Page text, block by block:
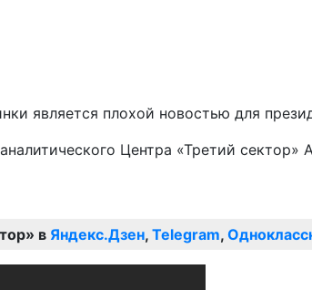
является плохой новостью для
Центра «Третий сектор»
в Яндекс.Дзен, Telegram,